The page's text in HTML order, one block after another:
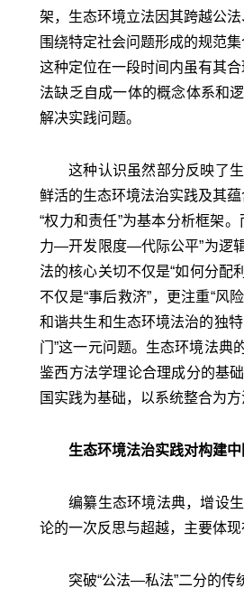
架，生态环境立法因其跨越公
围绕特定社会问题形成的规范
这种定位在一段时间内虽有其
法缺乏自成一体的概念体系和
解决实践问题。
这种认识虽然部分反映了
鲜活的生态环境法治实践及其
“权力和责任”为基本分析框架
力—开发限度—代际公平”为逻
法的核心关切不仅是“如何分配
不仅是“事后救济”，更注重“风
和谐共生和生态环境法治的独
门”这一元问题。生态环境法典
鉴西方法学理论合理成分的基
国实践为基础，以系统整合为
生态环境法治实践对构建
编纂生态环境法典，增设
论的一次反思与超越，主要体现
突破“公法—私法”二分的传